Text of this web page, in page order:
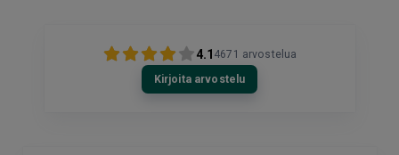
4.1 4671 arvostelua
Kirjoita arvostelu